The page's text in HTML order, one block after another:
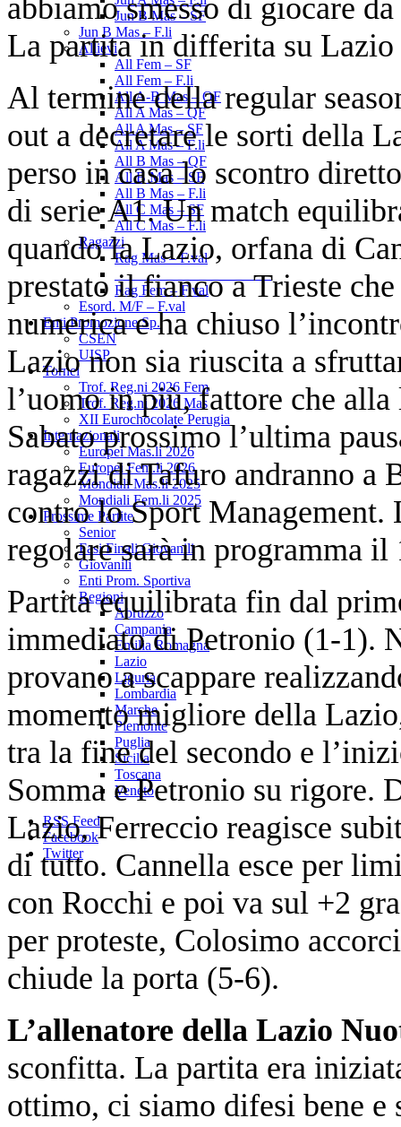
Jun B Mas – SF
Jun B Mas – F.li
Allievi
All Fem – SF
All Fem – F.li
All A-B Mas – OF
All A Mas – QF
All A Mas – SF
All A Mas – F.li
All B Mas – QF
All B Mas – SF
All B Mas – F.li
All C Mas – SF
All C Mas – F.li
Ragazzi
Rag Mas – F.val
______________________
Rag Fem – F.val
Esord. M/F – F.val
Enti Promozione Sp.
CSEN
UISP
Tornei
Trof. Reg.ni 2026 Fem
Trof. Reg.ni 2026 Mas
XII Eurochocolate Perugia
Internazionali
Europei Mas.li 2026
Europei Fem.li 2026
Mondiali Mas.li 2025
Mondiali Fem.li 2025
Prossime Partite
Senior
Fasi Finali Giovanili
Giovanili
Enti Prom. Sportiva
Regioni
Abruzzo
Campania
Emilia Romagna
Lazio
Liguria
Lombardia
Marche
Piemonte
Puglia
Sicilia
Toscana
Veneto
RSS Feed
Facebook
Twitter
abbiamo smesso di giocare
La partita in differita su Lazio
Al termine della regular
out a decretare le sorti della
perso in casa lo scontro
di serie A1. Un match
quando la Lazio, orfana di
prestato il fianco a Trieste
numerica e ha chiuso
Lazio non sia riuscita a
l’uomo in più, fattore che
Sabato prossimo l’ultima
ragazzi di Tafuro andranno a
contro lo Sport Management.
regolare sarà in programma
Partita equilibrata fin dal
immediato di Petronio (1-1).
provano a scappare
momento migliore della
tra la fine del secondo e
Somma e Petronio su rigore.
Lazio, Ferreccio reagisce
di tutto. Cannella esce per
con Rocchi e poi va sul +2
per proteste, Colosimo
chiude la porta (5-6).
L’allenatore della Lazio
sconfitta. La partita era
ottimo, ci siamo difesi bene